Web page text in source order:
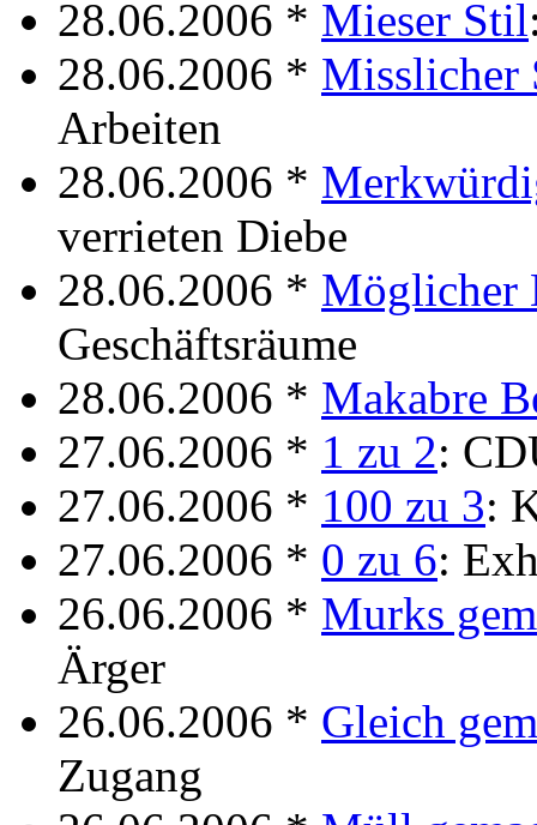
28.06.2006 * Mieser Stil
28.06.2006 * Misslicher
Arbeiten
28.06.2006 *
verrieten Diebe
28.06.2006 * Möglicher
Geschäftsräume
28.06.2006 * Makabre
27.06.2006 * 1 zu 2:
27.06.2006 * 100 zu 3:
27.06.2006 * 0 zu 6:
26.06.2006 * Murks
Ärger
26.06.2006 * Gleich
Zugang